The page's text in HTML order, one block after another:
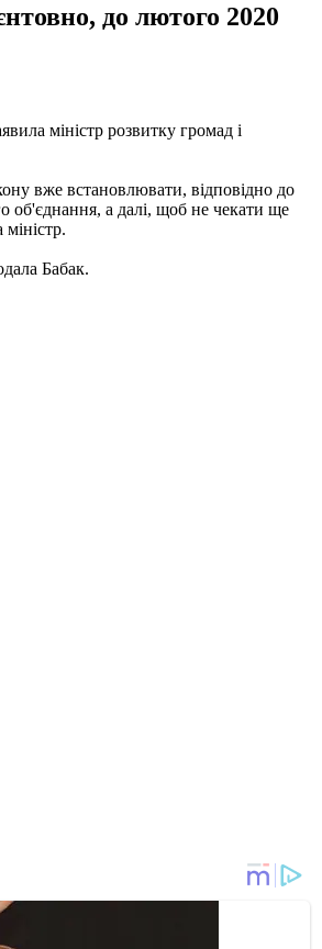
до лютого 2020
міністр розвитку громад і
вже встановлювати, відповідно до
об'єднання, а далі, щоб не чекати ще
Бабак.